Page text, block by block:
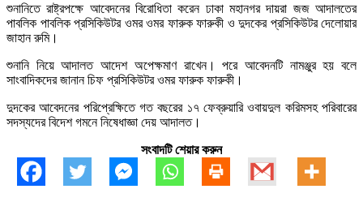
শুনানিতে রাষ্ট্রপক্ষে আবেদনের বিরোধিতা করেন ঢাকা মহানগর দায়রা জজ আদালতের
পাবলিক পাবলিক প্রসিকিউটর ওমর ওমর ফারুক ফারুকী ও দুদকের প্রসিকিউটর দেলোয়ার
জাহান রুমি।
শুনানি নিয়ে আদালত আদেশ অপেক্ষমাণ রাখেন। পরে আবেদনটি নামঞ্জুর হয় বলে
সাংবাদিকদের জানান চিফ প্রসিকিউটর ওমর ফারুক ফারুকী।
দুদকের আবেদনের পরিপ্রেক্ষিতে গত বছরের ১৭ ফেব্রুয়ারি ওবায়দুল করিমসহ পরিবারের
সদস্যদের বিদেশ গমনে নিষেধাজ্ঞা দেয় আদালত।
সংবাদটি শেয়ার করুন